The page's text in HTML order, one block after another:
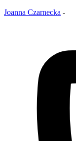
Joanna Czarnecka -